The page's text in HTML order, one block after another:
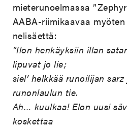
mieterunoelmassa
AABA-riimikaavaa
nelisäettä:
”Ilon henkäyksiin illan
lipuvat jo lie;
siel’ helkkää runoilijan
runonlaulun tie.
Ah… kuulkaa! Elon uusi
koskettaa